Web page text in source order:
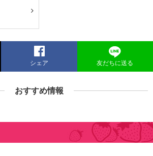
シェア 友だちに送る
おすすめ情報